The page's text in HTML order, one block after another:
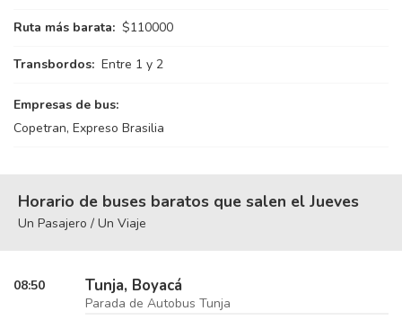
Ruta más barata: $110000
Transbordos: Entre 1 y 2
Empresas de bus:
Copetran, Expreso Brasilia
Horario de buses baratos que salen el Jueves
Un Pasajero / Un Viaje
08:50 Tunja, Boyacá
Parada de Autobus Tunja